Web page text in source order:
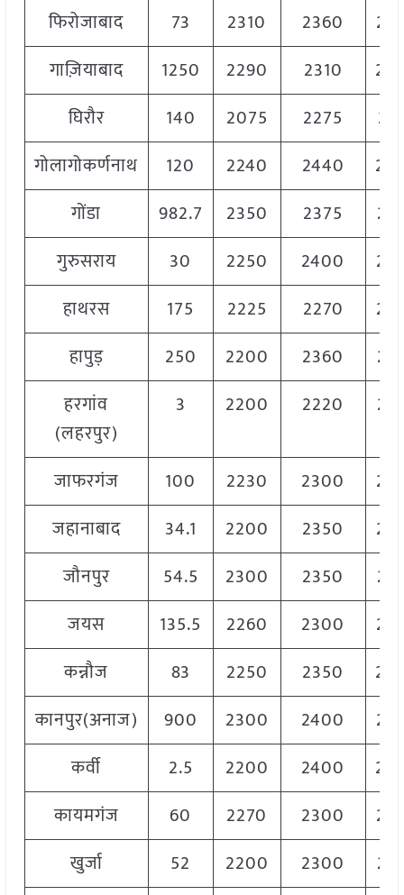
फिरोजाबाद 73 2310 2360
गाज़ियाबाद
1250 2290 2310
घिरौर
140 2075 2275
गोलागोकर्णनाथ
120 2240 2440
गोंडा
982.7 2350 2375
गुरुसराय
30 2250 2400
हाथरस
175 2225 2270
हापुड़
250 2200 2360
हरगांव
(लहरपुर)
3 2200 2220
जाफरगंज 100 2230 2300
जहानाबाद
34.1 2200 2350
जौनपुर
54.5 2300 2350
जयस
135.5 2260 2300
कन्नौज
83 2250 2350
कानपुर(अनाज)
900 2300 2400
कर्वी
2.5 2200 2400
कायमगंज
60 2270 2300
खुर्जा
52 2200 2300